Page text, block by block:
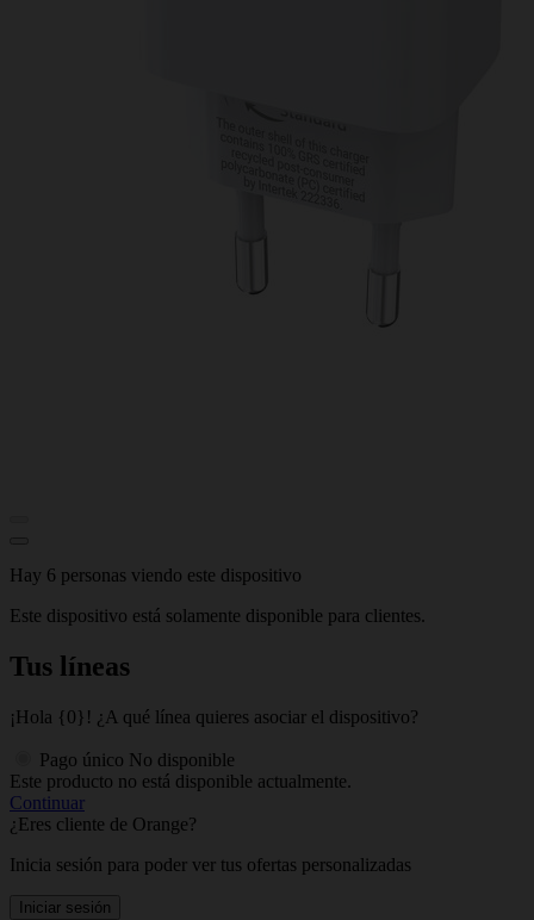
Hay 6 personas viendo este dispositivo
Este dispositivo está solamente disponible para clientes.
Tus líneas
¡Hola {0}! ¿A qué línea quieres asociar el dispositivo?
Pago único No disponible
Este producto no está disponible actualmente.
Continuar
¿Eres cliente de Orange?
Inicia sesión para poder ver tus ofertas personalizadas
Iniciar sesión